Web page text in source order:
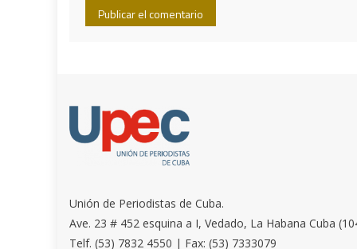
Unión de Periodistas de Cuba.
Ave. 23 # 452 esquina a I, Vedado, La Habana Cuba
Telf. (53) 7832 4550 | Fax: (53) 7333079